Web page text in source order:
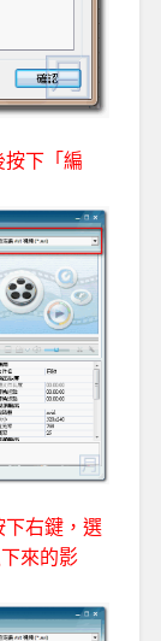
下「編
右鍵，選
來的影